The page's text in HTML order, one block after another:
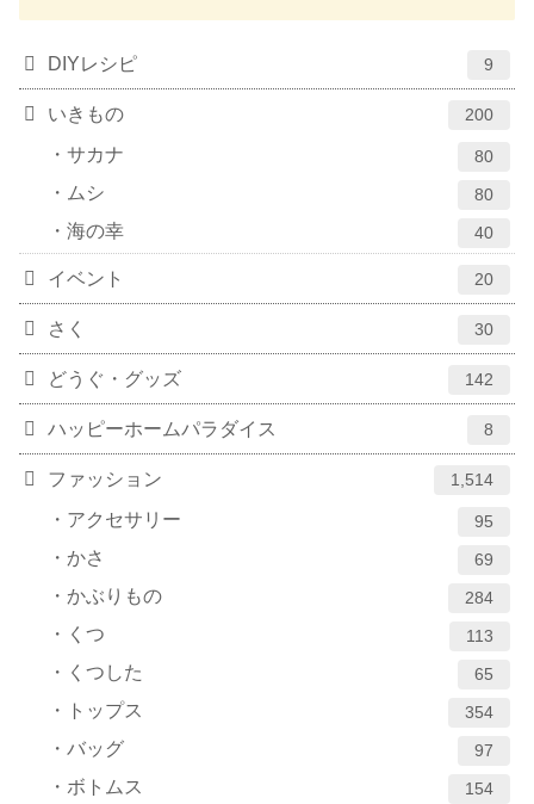
DIYレシピ 9
いきもの 200
サカナ 80
ムシ 80
海の幸 40
イベント 20
さく 30
どうぐ・グッズ 142
ハッピーホームパラダイス 8
ファッション 1,514
アクセサリー 95
かさ 69
かぶりもの 284
くつ 113
くつした 65
トップス 354
バッグ 97
ボトムス 154